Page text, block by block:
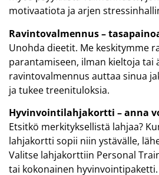
motivaatiota ja arjen
Ravintovalmennus –
Unohda dieetit. Me keskitymme
parantamiseen, ilman kieltoja tai
ravintovalmennus auttaa sinua
ja tukee treenituloksia.
Hyvinvointilahjakortti – anna
Etsitkö merkityksellistä lahjaa?
lahjakortti sopii niin ystävälle,
Valitse lahjakorttiin Personal
tai kokonainen hyvinvointipaketti.